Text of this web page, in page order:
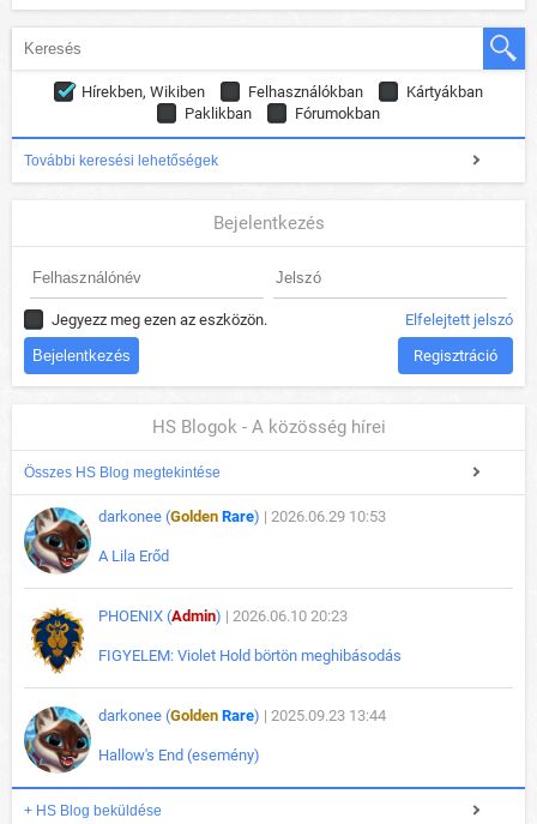
Hírekben, Wikiben Felhasználókban
Kártyákban
Paklikban
Fórumokban
További keresési lehetőségek
Bejelentkezés
Jegyezz meg ezen az eszközön. Elfelejtett jelszó
Regisztráció
HS Blogok - A közösség hírei
Összes HS Blog megtekintése
darkonee (Golden Rare) | 2026.06.29 10:53
A Lila Erőd
PHOENIX (Admin) | 2026.06.10 20:23
FIGYELEM: Violet Hold börtön meghibásodás
darkonee (Golden Rare) | 2025.09.23 13:44
Hallow's End (esemény)
+ HS Blog beküldése